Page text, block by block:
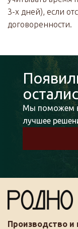
3-х дней), если
договоренности.
Мы поможем
лучшее
Производство и